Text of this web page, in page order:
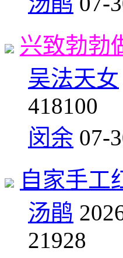
兴致勃勃
吴法天女
418100
闵余 07-
自家手工
汤鹃
21928